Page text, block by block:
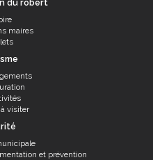
du robert
maires
visiter
et prévention